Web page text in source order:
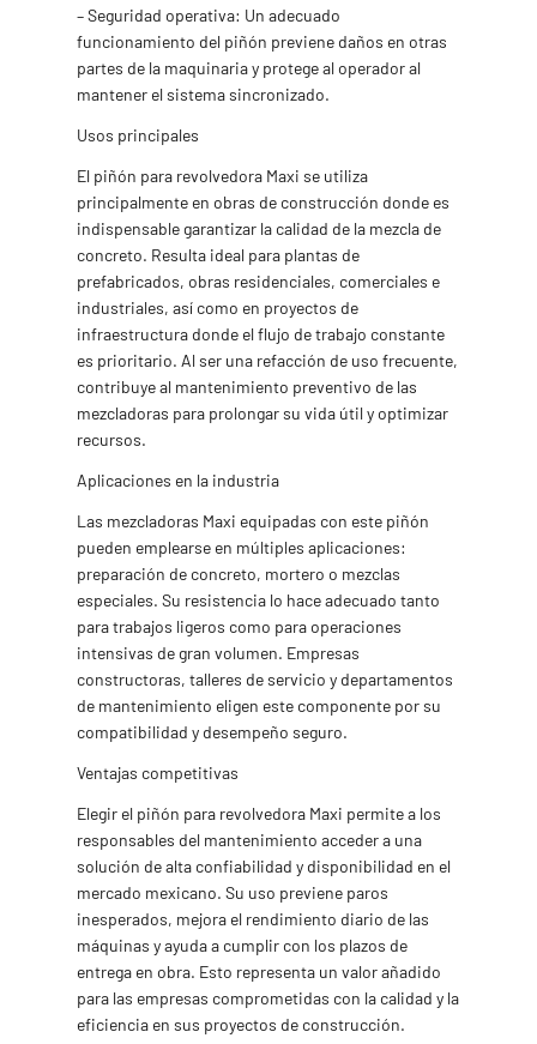
– Seguridad operativa: Un adecuado
funcionamiento del piñón previene daños en otras
partes de la maquinaria y protege al operador al
mantener el sistema sincronizado.
Usos principales
El piñón para revolvedora Maxi se utiliza
principalmente en obras de construcción donde es
indispensable garantizar la calidad de la mezcla de
concreto. Resulta ideal para plantas de
prefabricados, obras residenciales, comerciales e
industriales, así como en proyectos de
infraestructura donde el flujo de trabajo constante
es prioritario. Al ser una refacción de uso frecuente,
contribuye al mantenimiento preventivo de las
mezcladoras para prolongar su vida útil y optimizar
recursos.
Aplicaciones en la industria
Las mezcladoras Maxi equipadas con este piñón
pueden emplearse en múltiples aplicaciones:
preparación de concreto, mortero o mezclas
especiales. Su resistencia lo hace adecuado tanto
para trabajos ligeros como para operaciones
intensivas de gran volumen. Empresas
constructoras, talleres de servicio y departamentos
de mantenimiento eligen este componente por su
compatibilidad y desempeño seguro.
Ventajas competitivas
Elegir el piñón para revolvedora Maxi permite a los
responsables del mantenimiento acceder a una
solución de alta confiabilidad y disponibilidad en el
mercado mexicano. Su uso previene paros
inesperados, mejora el rendimiento diario de las
máquinas y ayuda a cumplir con los plazos de
entrega en obra. Esto representa un valor añadido
para las empresas comprometidas con la calidad y la
eficiencia en sus proyectos de construcción.